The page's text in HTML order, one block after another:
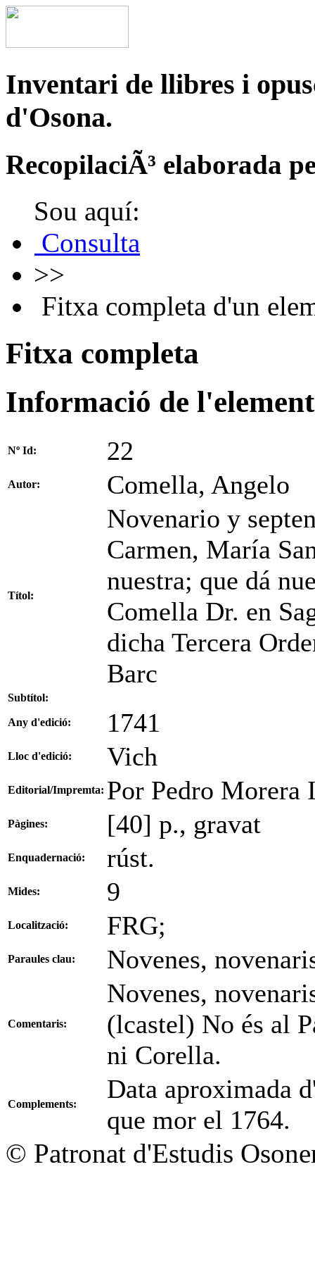
Inventari de llibres i
d'Osona.
RecopilaciÃ³ elaborada
Sou aquí:
Consulta
>>
Fitxa completa d'un
Fitxa completa
Informació de l'element
Nº Id: 22
Autor: Comella, Angelo
Títol:
Novenario y
Carmen, María
nuestra; que dá
Comella Dr. en
dicha Tercera
Barc
Subtítol:
Any d'edició: 1741
Lloc d'edició: Vich
Editorial/Impremta: Por Pedro Morera
Pàgines: [40] p., gravat
Enquadernació: rúst.
Mides: 9
Localització: FRG;
Paraules clau: Novenes,
Comentaris:
Novenes,
(lcastel) No és al
ni Corella.
Complements:
Data aproximada
que mor el 1764.
© Patronat d'Estudis